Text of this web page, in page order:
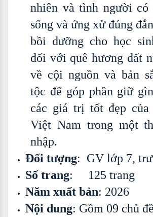
nhiên và tình người có
sống và ứng xử đúng
bồi dưỡng cho học
đối với quê hương đất
về cội nguồn và bản
tộc để góp phần giữ
các giá trị tốt đẹp của
Việt Nam trong một
nhập.
Đối tượng: GV lớp 7,
Số trang: 125 trang
Năm xuất bản: 2026
Nội dung: Gồm 09 chủ